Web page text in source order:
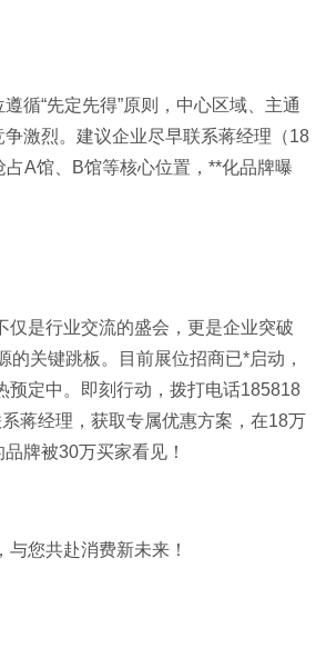
循“先定先得”原则，中心区域、主通
激烈。建议企业尽早联系蒋经理（18
A馆、B馆等核心位置，**化品牌曝
仅是行业交流的盛会，更是企业突破
的关键跳板。目前展位招商已*启动，
预定中。即刻行动，拨打电话185818
蒋经理，获取专属优惠方案，在18万
牌被30万买家看见！
与您共赴消费新未来！‌